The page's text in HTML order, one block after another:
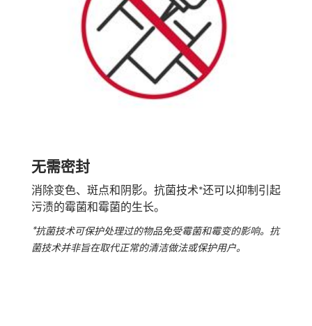
无需密封
消除变色、斑点和阴影。抗菌技术*还可以抑制引起
污渍的霉菌和霉菌的生长。
*抗菌技术可保护处理过的物品免受霉菌和霉变的影响。抗
菌技术并非旨在取代正常的清洁做法或保护用户。